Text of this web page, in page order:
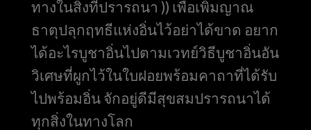
ทางในสิ่งที่ปรารถนา )) เพื่อเพิ่มญาณ
ธาตุปลุกฤทธีแห่งอิ่นไว้อย่าได้ขาด อยาก
ได้อะไรบูชาอิ่นไปตามเวทย์วิธีบูชาอิ่นอัน
วิเศษที่ผูกไว้ในใบฝอยพร้อมคาถาที่ได้รับ
ไปพร้อมอิ่น จักอยู่ดีมีสุขสมปรารถนาได้
ทุกสิ่งในทางโลก